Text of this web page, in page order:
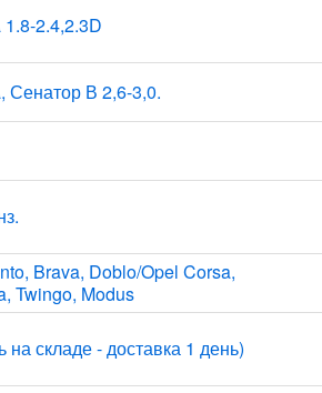
2.4,2.3D
Сенатор В 2,6-3,0.
Brava, Doblo/Opel Corsa,
Twingo, Modus
складе - доставка 1 день)